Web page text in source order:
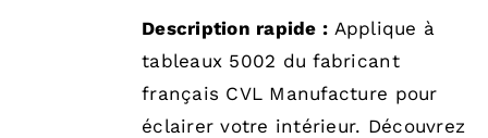
Description rapide : Applique à
tableaux 5002 du fabricant
français CVL Manufacture pour
éclairer votre intérieur. Découvrez